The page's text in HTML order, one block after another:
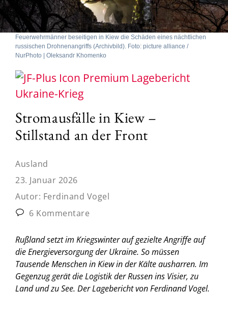
Feuerwehrmänner beseitigen in Kiew die Schäden eines nächtlichen
russischen Drohnenangriffs (Archivbild). Foto: picture alliance /
NurPhoto | Oleksandr Khomenko
Lagebericht
Ukraine-Krieg
Stromausfälle in Kiew –
Stillstand an der Front
Ausland
23. Januar 2026
Autor: Ferdinand Vogel
6 Kommentare
Rußland setzt im Kriegswinter auf gezielte Angriffe auf
die Energieversorgung der Ukraine. So müssen
Tausende Menschen in Kiew in der Kälte ausharren. Im
Gegenzug gerät die Logistik der Russen ins Visier, zu
Land und zu See. Der Lagebericht von Ferdinand Vogel.